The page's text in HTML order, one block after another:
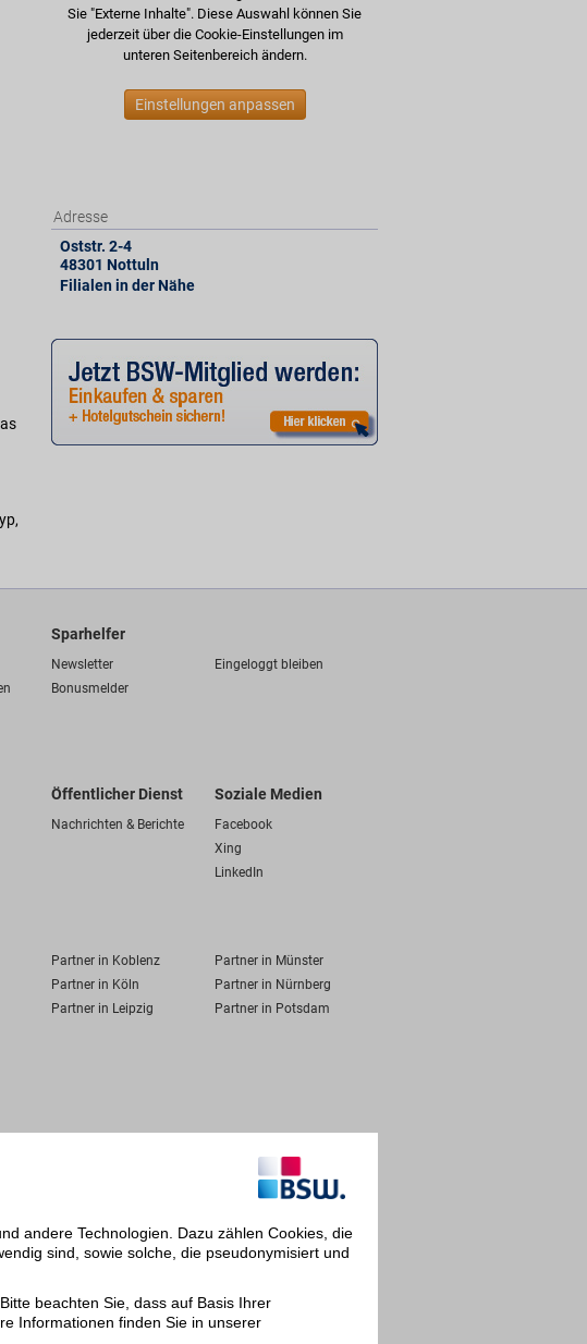
Sie "Externe Inhalte". Diese Auswahl können Sie
jederzeit über die Cookie-Einstellungen im
unteren Seitenbereich ändern.
Einstellungen anpassen
Adresse
Oststr. 2-4
48301 Nottuln
Filialen in der Nähe
Sparhelfer
Newsletter
Eingeloggt bleiben
Bonusmelder
Öffentlicher Dienst
Nachrichten & Berichte
Soziale Medien
Facebook
Xing
LinkedIn
Partner in Koblenz
Partner in Münster
Partner in Köln
Partner in Nürnberg
Partner in Leipzig Partner in Potsdam
andere Technologien. Dazu zählen Cookies, die
sind, sowie solche, die pseudonymisiert und
beachten Sie, dass auf Basis Ihrer
Informationen finden Sie in unserer